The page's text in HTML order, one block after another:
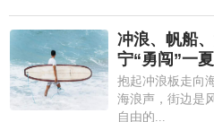
冲浪、帆船
宁“勇闯”一
抱起冲浪板走向
海浪声，街边是
自由的...